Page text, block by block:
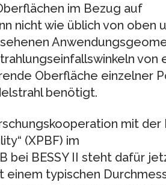
im Bezug auf
nicht wie üblich von oben
von
Oberfläche einzelner
benötigt.
mit der
(XPBF) im
bei BESSY II steht dafür
typischen